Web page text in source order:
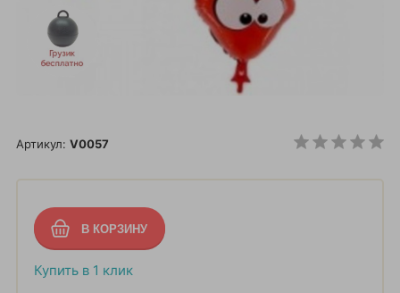
Артикул: V0057
Купить в 1 клик